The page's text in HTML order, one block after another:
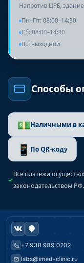
Напротив ЦРБ,
Пн–Пт: 08:00–14:30
Сб: 08:00–14:30
Вс: выходной
Способы
💵Наличными в
📱 По QR-коду
Все платежи
законодательством
+7 938 989 0202
labs@imed-clinic.ru